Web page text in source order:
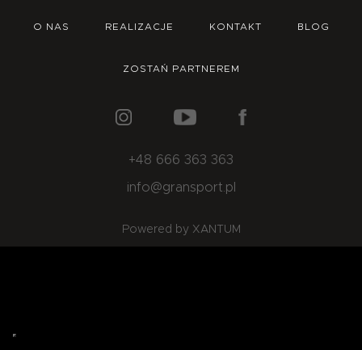
O NAS REALIZACJE KONTAKT BLOG
ZOSTAŃ PARTNEREM
+48 666 363 363
info@gransport.pl
Powered by XANTUM